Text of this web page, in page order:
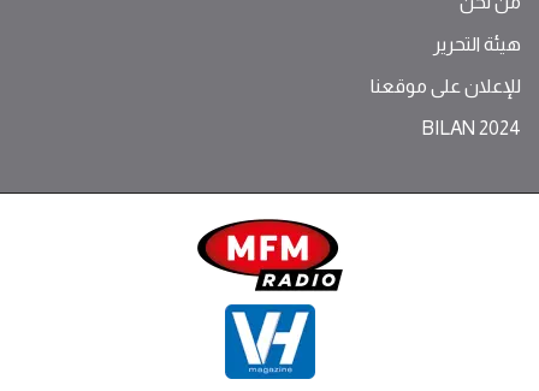
هيئة التحرير
للإعلان على موقعنا
BILAN 2024